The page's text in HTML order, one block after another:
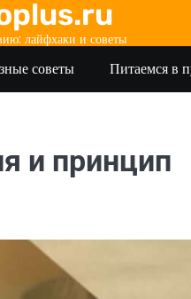
лайфхаки и советы
советы Питаемся в
и принцип